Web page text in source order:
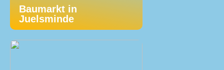
Baumarkt in
Juelsminde